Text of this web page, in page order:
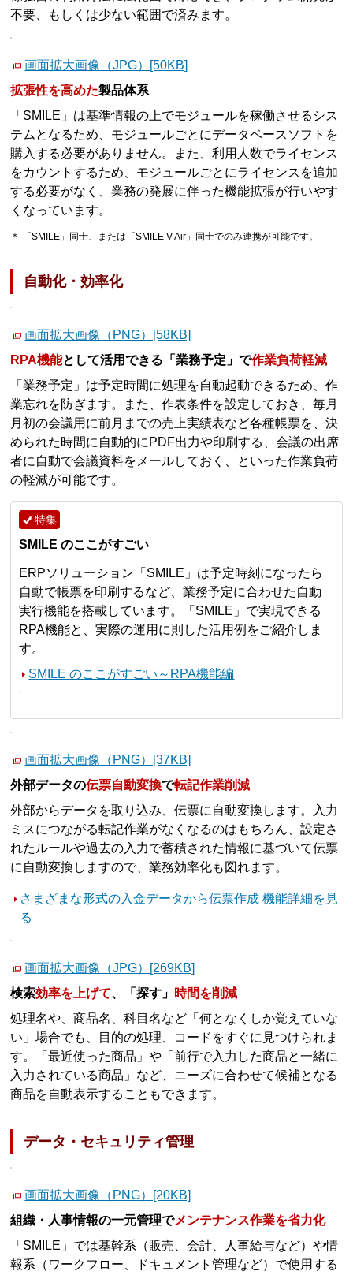
不要、もしくは少ない範囲で済みます。
画面拡大画像（JPG）[50KB]
拡張性を高めた製品体系
「SMILE」は基準情報の上でモジュールを稼働させるシス
テムとなるため、モジュールごとにデータベースソフトを
購入する必要がありません。また、利用人数でライセンス
をカウントするため、モジュールごとにライセンスを追加
する必要がなく、業務の発展に伴った機能拡張が行いやす
くなっています。
＊ 「SMILE」同士、または「SMILE V Air」同士でのみ連携が可能です。
自動化・効率化
画面拡大画像（PNG）[58KB]
RPA機能として活用できる「業務予定」で作業負荷軽減
「業務予定」は予定時間に処理を自動起動できるため、作
業忘れを防ぎます。また、作表条件を設定しておき、毎月
月初の会議用に前月までの売上実績表など各種帳票を、決
められた時間に自動的にPDF出力や印刷する、会議の出席
者に自動で会議資料をメールしておく、といった作業負荷
の軽減が可能です。
特集
SMILE のここがすごい
ERPソリューション「SMILE」は予定時刻になったら
自動で帳票を印刷するなど、業務予定に合わせた自動
実行機能を搭載しています。「SMILE」で実現できる
RPA機能と、実際の運用に則した活用例をご紹介しま
す。
SMILE のここがすごい～RPA機能編
画面拡大画像（PNG）[37KB]
外部データの伝票自動変換で転記作業削減
外部からデータを取り込み、伝票に自動変換します。入力
ミスにつながる転記作業がなくなるのはもちろん、設定さ
れたルールや過去の入力で蓄積された情報に基づいて伝票
に自動変換しますので、業務効率化も図れます。
さまざまな形式の入金データから伝票作成 機能詳細を見
る
画面拡大画像（JPG）[269KB]
検索効率を上げて、「探す」 時間を削減
処理名や、商品名、科目名など「何となくしか覚えていな
い」場合でも、目的の処理、コードをすぐに見つけられま
す。「最近使った商品」や「前行で入力した商品と一緒に
入力されている商品」など、ニーズに合わせて候補となる
商品を自動表示することもできます。
データ・セキュリティ管理
画面拡大画像（PNG）[20KB]
組織・人事情報の一元管理でメンテナンス作業を省力化
「SMILE」では基幹系（販売、会計、人事給与など）や情
報系（ワークフロー、ドキュメント管理など）で使用する